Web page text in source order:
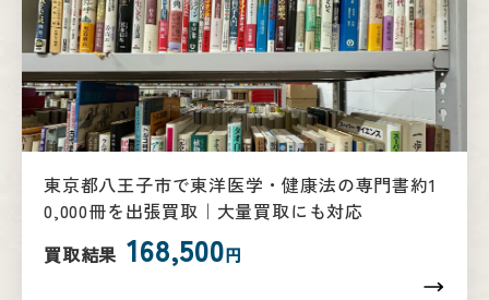
東京都八王子市で東洋医学・健康法の専門書約1
0,000冊を出張買取｜大量買取にも対応
買取結果 168,500円